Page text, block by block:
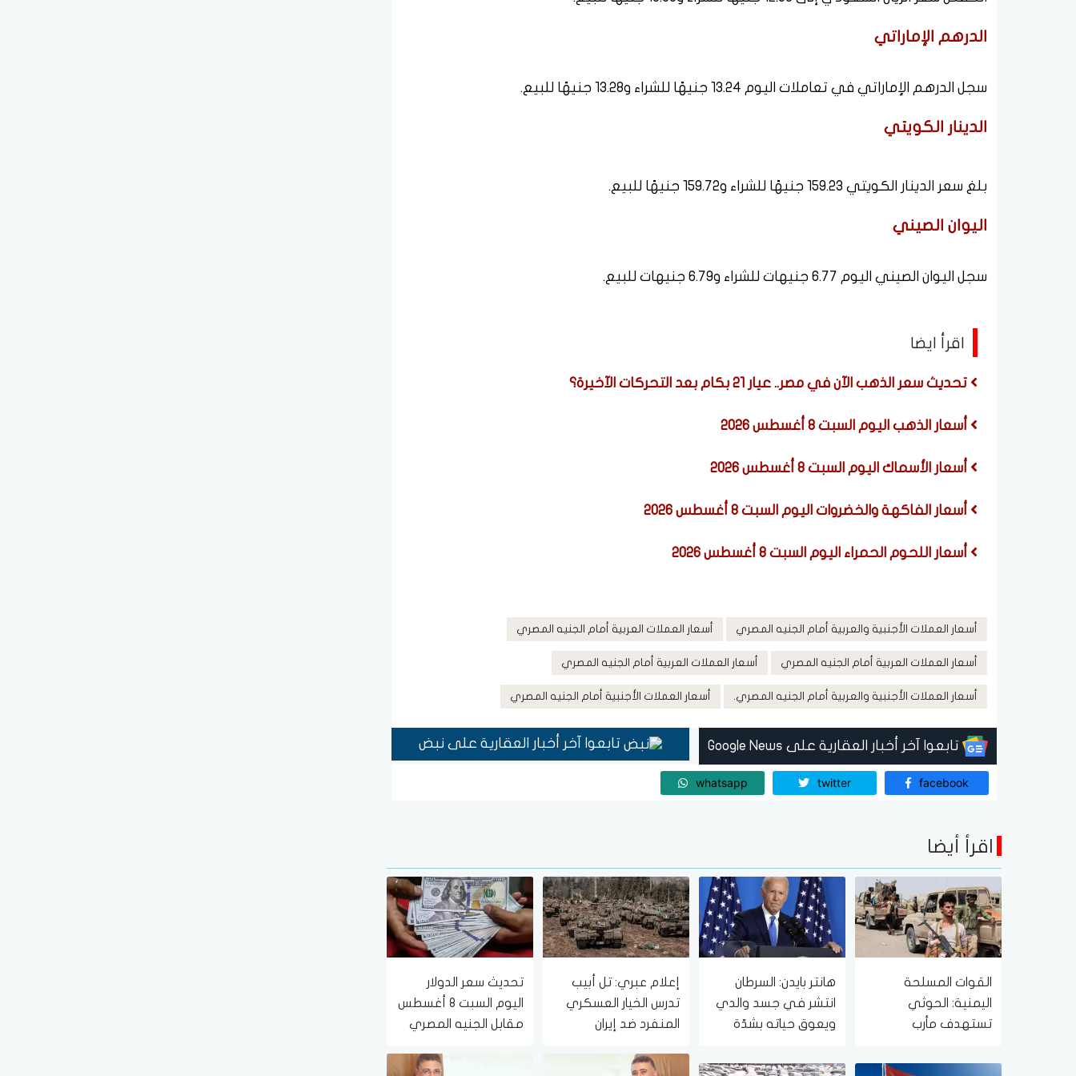
الدرهم الإماراتي
سجل الدرهم الإماراتي في تعاملات اليوم 13.24 جنيهًا للشراء و13.28 جنيهًا للبيع.
الدينار الكويتي
بلغ سعر الدينار الكويتي 159.23 جنيهًا للشراء و159.72 جنيهًا للبيع.
اليوان الصيني
سجل اليوان الصيني اليوم 6.77 جنيهات للشراء و6.79 جنيهات للبيع.
اقرأ ايضا
تحديث سعر الذهب الآن في مصر.. عيار 21 بكام بعد التحركات الآخيرة؟
أسعار الذهب اليوم السبت 8 أغسطس 2026
أسعار الأسماك اليوم السبت 8 أغسطس 2026
أسعار الفاكهة والخضروات اليوم السبت 8 أغسطس 2026
أسعار اللحوم الحمراء اليوم السبت 8 أغسطس 2026
أسعار العملات الأجنبية والعربية أمام الجنيه المصري أسعار العملات العربية أمام الجنيه المصري
أسعار العملات العربية أمام الجنيه المصري أسعار العملات العربية أمام الجنيه المصري
أسعار العملات الأجنبية والعربية أمام الجنيه المصري. أسعار العملات الأجنبية أمام الجنيه المصري
تابعوا آخر أخبار العقارية على Google News تابعوا آخر أخبار العقارية على نبض
facebook
twitter
whatsapp
اقرأ أيضا
القوات المسلحة
اليمنية: الحوثي
تستهدف مأرب
بالصواريخ وسنرد بحزم
هانتر بايدن: السرطان
انتشر في جسد والدي
ويعوق حياته بشدّة
إعلام عبري: تل أبيب
تدرس الخيار العسكري
المنفرد ضد إيران
تحديث سعر الدولار
اليوم السبت 8 أغسطس
مقابل الجنيه المصري